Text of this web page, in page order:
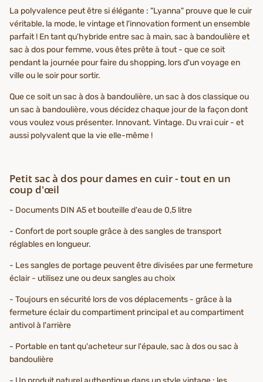
La polyvalence peut être si élégante : "Lyanna" prouve que le cuir
véritable, la mode, le vintage et l'innovation forment un ensemble
parfait ! En tant qu'hybride entre sac à main, sac à bandoulière et
sac à dos pour femme, vous êtes prête à tout - que ce soit
pendant la journée pour faire du shopping, lors d'un voyage en
ville ou le soir pour sortir.
Que ce soit un sac à dos à bandoulière, un sac à dos classique ou
un sac à bandoulière, vous décidez chaque jour de la façon dont
vous voulez vous présenter. Innovant. Vintage. Du vrai cuir - et
aussi polyvalent que la vie elle-même !
Petit sac à dos pour dames en cuir - tout en un
coup d'œil
- Documents DIN A5 et bouteille d'eau de 0,5 litre
- Confort de port souple grâce à des sangles de transport
réglables en longueur.
- Les sangles de portage peuvent être divisées par une fermeture
éclair - utilisez une ou deux sangles au choix
- Toujours en sécurité lors de vos déplacements - grâce à la
fermeture éclair du compartiment principal et au compartiment
antivol à l'arrière
- Portable en tant qu'acheteur sur l'épaule, sac à dos ou sac à
bandoulière